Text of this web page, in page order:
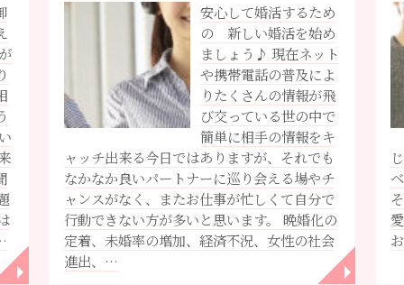
◥
安心して婚活するため
の 新しい婚活を始め
ましょう♪ 現在ネット
や携帯電話の普及によ
りたくさんの情報が飛
び交っている世の中で
簡単に相手の情報をキ
ャッチ出来る今日ではありますが、それでも
なかなか良いパートナーに巡り会える場やチ
ャンスがなく、またお仕事が忙しくて自分で
行動できない方が多いと思います。 晩婚化の
定着、未婚率の増加、経済不況、女性の社会
進出、…
◥